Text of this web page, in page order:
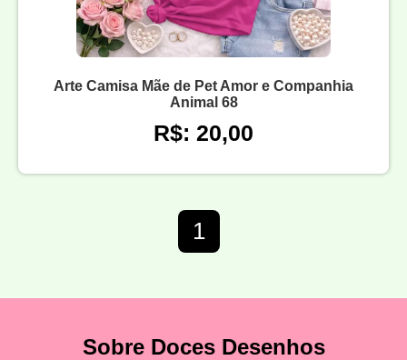
Arte Camisa Mãe de Pet Amor e Companhia
Animal 68
R$: 20,00
1
Sobre Doces Desenhos